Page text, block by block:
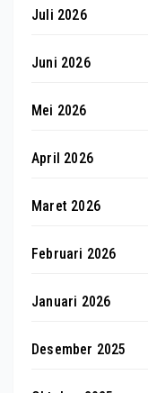
Juli 2026
Juni 2026
Mei 2026
April 2026
Maret 2026
Februari 2026
Januari 2026
Desember 2025